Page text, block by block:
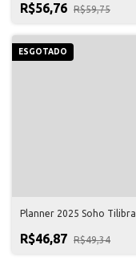
R$56,76 R$59,75
ESGOTADO
Planner 2025 Soho Tilibra
R$46,87 R$49,34